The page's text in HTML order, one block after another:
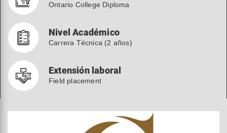
Ontario College Diploma
Nivel Académico
Carrera Técnica (2 años)
Extensión laboral
Field placement